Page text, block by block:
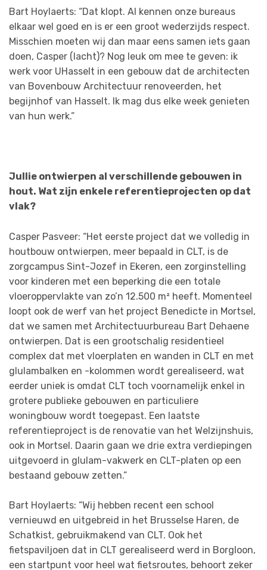
Bart Hoylaerts: “Dat klopt. Al kennen onze bureaus
elkaar wel goed en is er een groot wederzijds respect.
Misschien moeten wij dan maar eens samen iets gaan
doen, Casper (lacht)? Nog leuk om mee te geven: ik
werk voor UHasselt in een gebouw dat de architecten
van Bovenbouw Architectuur renoveerden, het
begijnhof van Hasselt. Ik mag dus elke week genieten
van hun werk.”
Jullie ontwierpen al verschillende gebouwen in
hout. Wat zijn enkele referentieprojecten op dat
vlak?
Casper Pasveer: “Het eerste project dat we volledig in
houtbouw ontwierpen, meer bepaald in CLT, is de
zorgcampus Sint-Jozef in Ekeren, een zorginstelling
voor kinderen met een beperking die een totale
vloeroppervlakte van zo’n 12.500 m² heeft. Momenteel
loopt ook de werf van het project Benedicte in Mortsel,
dat we samen met Architectuurbureau Bart Dehaene
ontwierpen. Dat is een grootschalig residentieel
complex dat met vloerplaten en wanden in CLT en met
glulambalken en -kolommen wordt gerealiseerd, wat
eerder uniek is omdat CLT toch voornamelijk enkel in
grotere publieke gebouwen en particuliere
woningbouw wordt toegepast. Een laatste
referentieproject is de renovatie van het Welzijnshuis,
ook in Mortsel. Daarin gaan we drie extra verdiepingen
uitgevoerd in glulam-vakwerk en CLT-platen op een
bestaand gebouw zetten.”
Bart Hoylaerts: “Wij hebben recent een school
vernieuwd en uitgebreid in het Brusselse Haren, de
Schatkist, gebruikmakend van CLT. Ook het
fietspaviljoen dat in CLT gerealiseerd werd in Borgloon,
een startpunt voor heel wat fietsroutes, behoort zeker